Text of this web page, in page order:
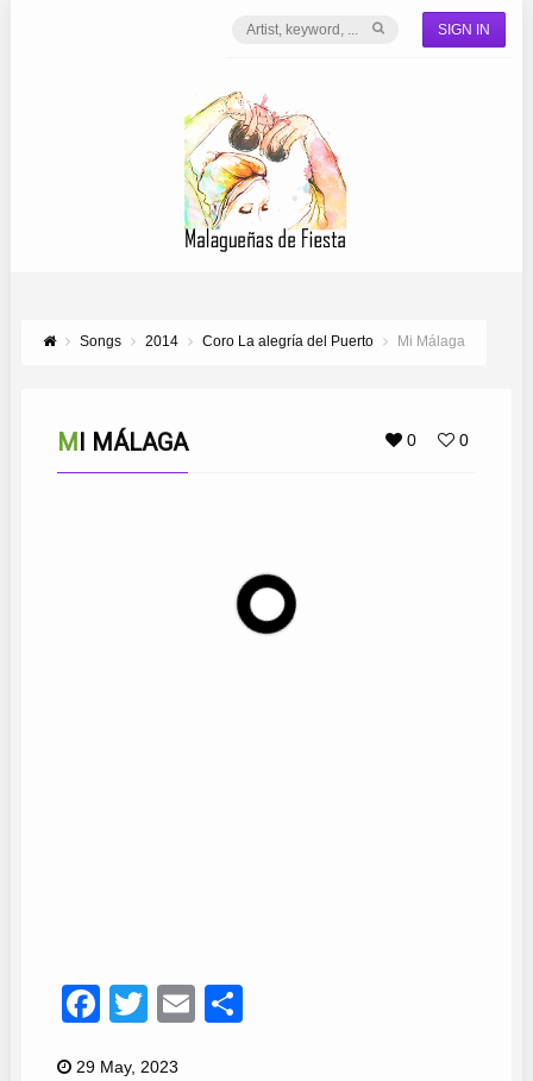
SIGN IN
Songs 2014 Coro La alegría del Puerto Mi Málaga
0 0
MI MÁLAGA
Facebook
TwitterEmail
29 May, 2023